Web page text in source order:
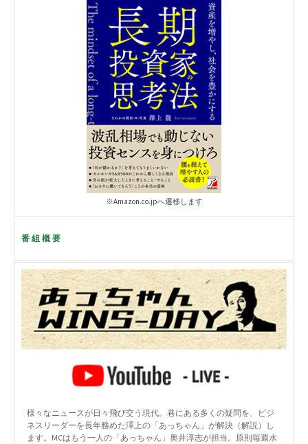
※Amazon.co.jpへ遷移します
番組概要
様々なニュースが日々飛び交う現代。巷にある多くの疑問を、ビジ
ネスリーダーを長年務めた澤上の「あっちゃん」が解決（解説）し
ます。MCはもう一人の「あっちゃん」奥井淳志が担当。原則毎週水